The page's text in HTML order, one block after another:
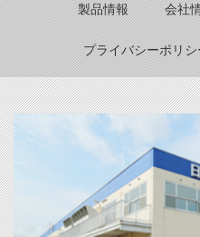
製品情報 会社
プライバシーポリシ